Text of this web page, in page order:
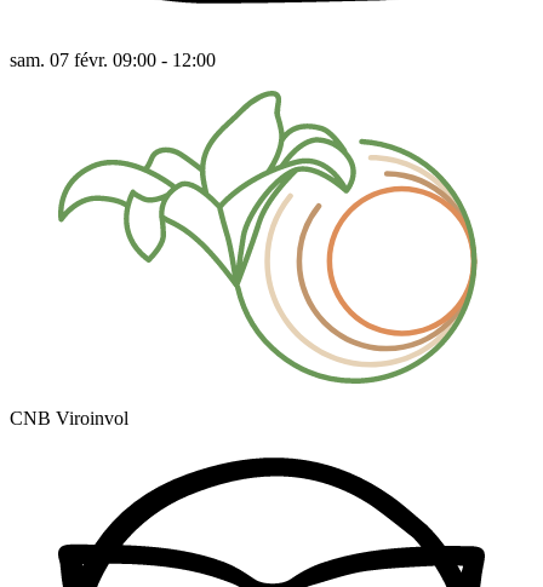
sam. 07 févr. 09:00 - 12:00
CNB Viroinvol